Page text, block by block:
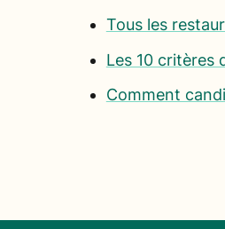
Tous les
Les 10 critères
Comment